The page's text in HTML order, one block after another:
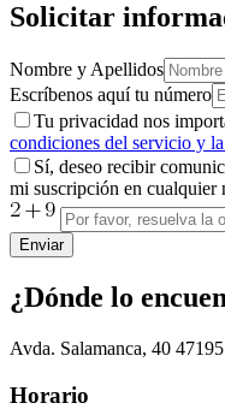
Solicitar
Nombre y Apellidos
Escríbenos aquí tu número
Tu privacidad nos
condiciones del servicio y
Sí, deseo recibir
mi suscripción en cualquier
Enviar
¿Dónde lo
Avda. Salamanca, 40 47195
Horario